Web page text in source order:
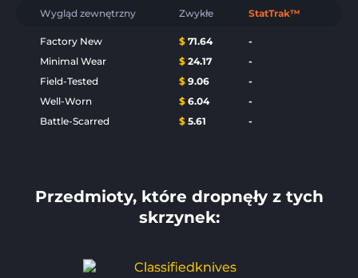
Wygląd zewnętrzny Zwykłe StatTrak™
Factory New $ 71.64
-
Minimal Wear
$ 24.17
-
Field-Tested
$ 9.06
-
Well-Worn
$ 6.04
-
Battle-Scarred
$ 5.61 -
Przedmioty, które dropnęły z tych
skrzynek: